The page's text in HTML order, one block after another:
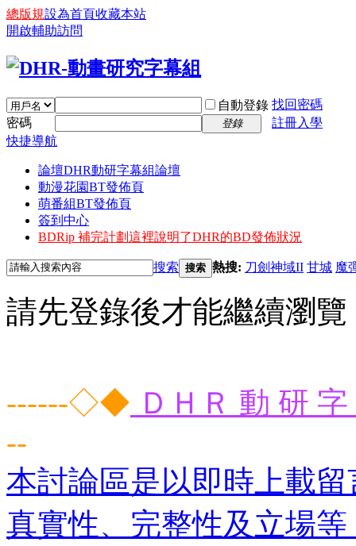
總版規設為首頁收藏本站
開啟輔助訪問
自動登錄 找回密碼
密碼
登錄
註冊入學
快捷導航
論壇DHR動研字幕組論壇
動漫花園BT發佈頁
萌番組BT發佈頁
簽到中心
BDRip 補完計劃這裡說明了DHR的BD發佈狀況
搜索 搜索 熱搜: 刀劍神域II 甘城 魔
請先登錄後才能繼續瀏覽
------◇◆ ＤＨＲ 動 研
--
本討論區是以即時上載
真實性、完整性及立場